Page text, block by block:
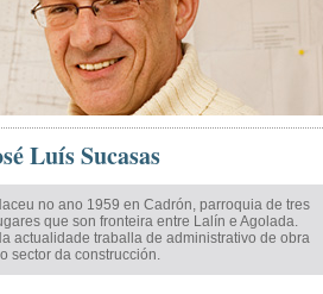
Luís Sucasas
no ano 1959 en Cadrón, parroquia de tres
que son fronteira entre Lalín e Agolada.
actualidade traballa de administrativo de obra
sector da construcción.